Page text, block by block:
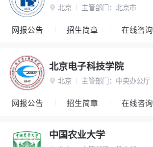
 北京 主管部门： 北京市
网报公告 招生简章 在线咨询
北京电子科技学院
 北京 主管部门： 中央办公厅
网报公告 招生简章 在线咨询
中国农业大学